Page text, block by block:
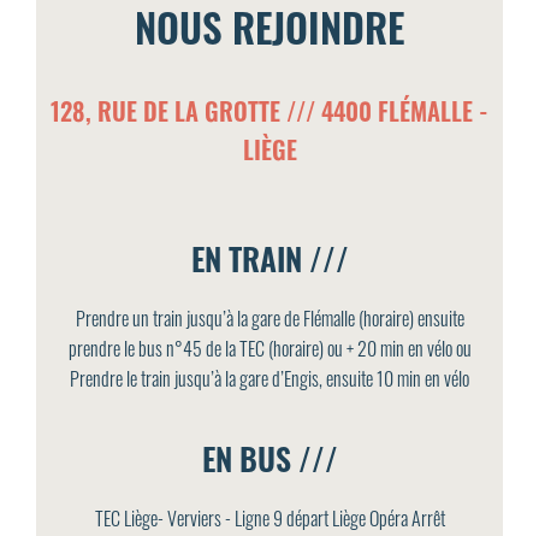
NOUS REJOINDRE
128, RUE DE LA GROTTE /// 4400 FLÉMALLE -
LIÈGE
EN TRAIN ///
Prendre un train jusqu’à la gare de Flémalle (horaire) ensuite
prendre le bus n°45 de la TEC (horaire) ou + 20 min en vélo ou
Prendre le train jusqu’à la gare d’Engis, ensuite 10 min en vélo
EN BUS ///
TEC Liège- Verviers - Ligne 9 départ Liège Opéra Arrêt